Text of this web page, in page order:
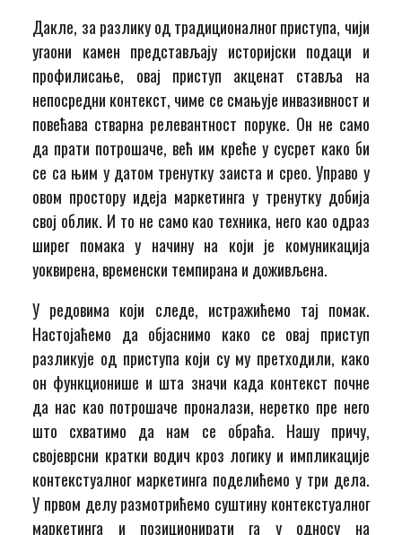
Дакле, за разлику од традиционалног приступа, чији
угаони камен представљају историјски подаци и
профилисање, овај приступ акценат ставља на
непосредни контекст, чиме се смањује инвазивност и
повећава стварна релевантност поруке. Он не само
да прати потрошаче, већ им креће у сусрет како би
се са њим у датом тренутку заиста и срео. Управо у
овом простору идеја маркетинга у тренутку добија
свој облик. И то не само као техника, него као одраз
ширег помака у начину на који је комуникација
уоквирена, временски темпирана и доживљена.
У редовима који следе, истражићемо тај помак.
Настојаћемо да објаснимо како се овај приступ
разликује од приступа који су му претходили, како
он функционише и шта значи када контекст почне
да нас као потрошаче проналази, неретко пре него
што схватимо да нам се обраћа. Нашу причу,
својеврсни кратки водич кроз логику и импликације
контекстуалног маркетинга поделићемо у три дела.
У првом делу размотрићемо суштину контекстуалног
маркетинга и позиционирати га у односу на